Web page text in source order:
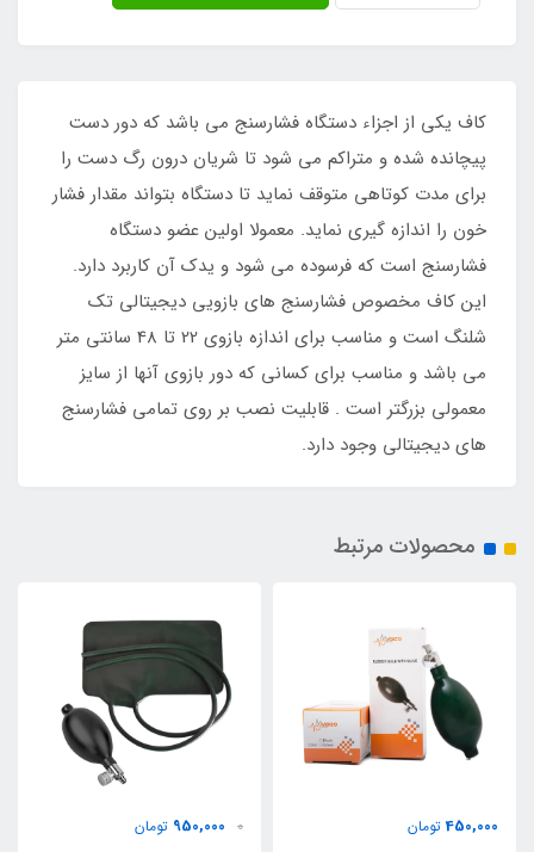
کاف یکی از اجزاء دستگاه فشارسنج می باشد که دور دست
پیچانده شده و متراکم می شود تا شریان درون رگ دست را
برای مدت کوتاهی متوقف نماید تا دستگاه بتواند مقدار فشار
خون را اندازه گیری نماید. معمولا اولین عضو دستگاه
فشارسنج است که فرسوده می شود و یدک آن کاربرد دارد.
این کاف مخصوص فشارسنج های بازویی دیجیتالی تک
شلنگ است و مناسب برای اندازه بازوی 22 تا 48 سانتی متر
می باشد و مناسب برای کسانی که دور بازوی آنها از سایز
معمولی بزرگتر است . قابلیت نصب بر روی تمامی فشارسنج
های دیجیتالی وجود دارد.
محصولات مرتبط
450,000 تومان
0
950,000 تومان